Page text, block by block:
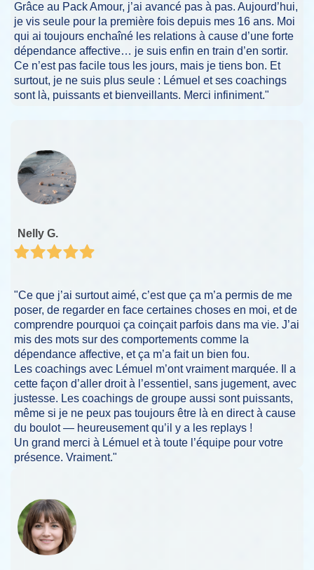
Grâce au Pack Amour, j’ai avancé pas à pas. Aujourd’hui,
je vis seule pour la première fois depuis mes 16 ans. Moi
qui ai toujours enchaîné les relations à cause d’une forte
dépendance affective… je suis enfin en train d’en sortir.
Ce n’est pas facile tous les jours, mais je tiens bon. Et
surtout, je ne suis plus seule : Lémuel et ses coachings
sont là, puissants et bienveillants. Merci infiniment."
Nelly G.
"Ce que j’ai surtout aimé, c’est que ça m’a permis de me
poser, de regarder en face certaines choses en moi, et de
comprendre pourquoi ça coinçait parfois dans ma vie. J’ai
mis des mots sur des comportements comme la
dépendance affective, et ça m’a fait un bien fou.
Les coachings avec Lémuel m’ont vraiment marquée. Il a
cette façon d’aller droit à l’essentiel, sans jugement, avec
justesse. Les coachings de groupe aussi sont puissants,
même si je ne peux pas toujours être là en direct à cause
du boulot — heureusement qu’il y a les replays !
Un grand merci à Lémuel et à toute l’équipe pour votre
présence. Vraiment."